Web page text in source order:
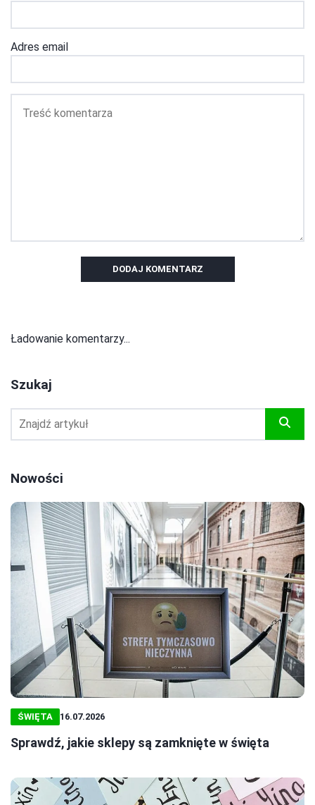
Adres email
DODAJ KOMENTARZ
Ładowanie komentarzy...
Szukaj
Nowości
ŚWIĘTA 16.07.2026
Sprawdź, jakie sklepy są zamknięte w święta